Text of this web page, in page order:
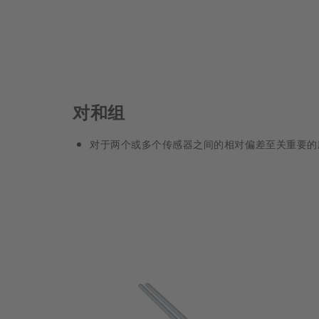
对和组
对于两个或多个传感器之间的相对偏差至关重要